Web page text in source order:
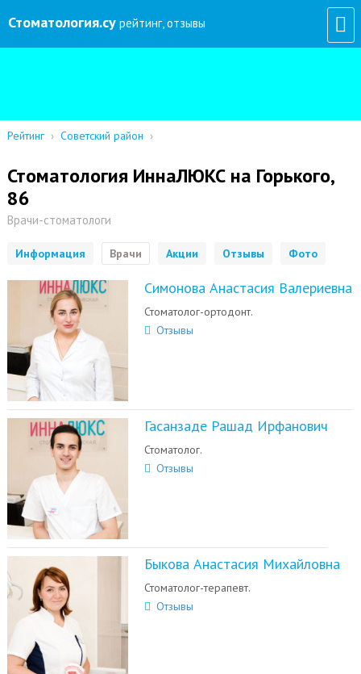
Стоматология.су рейтинг, отзывы
Рейтинг › Советский район ›
Стоматология ИннаЛЮКС на Горького,
86
Врачи-стоматологи
Информация Врачи Акции Отзывы Фото
Симонова Анастасия Валериевна
Стоматолог-ортодонт.
Отзывы
Гасанзаде Рашад Ирфанович
Стоматолог.
Отзывы
Быкова Анастасия Михайловна
Стоматолог-терапевт.
Отзывы